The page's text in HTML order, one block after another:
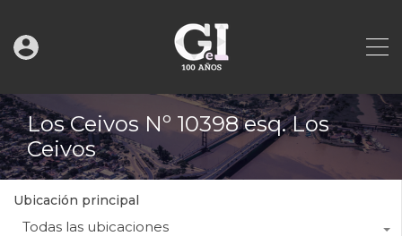
Los Ceivos Nº 10398 esq. Los
Ceivos
Ubicación principal
Todas las ubicaciones